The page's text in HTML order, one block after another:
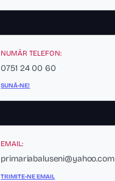
NUMĂR TELEFON:
0751 24 00 60
SUNĂ-NE!
EMAIL:
primariabaluseni@yahoo.com
TRIMITE-NE EMAIL